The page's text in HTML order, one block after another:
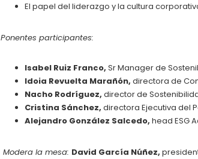
El papel del liderazgo y la cultura
Ponentes participantes:
Isabel Ruiz Franco, Sr Manager de
Idoia Revuelta Marañón, directora de
Nacho Rodríguez, director de
Cristina Sánchez, directora Ejecutiva del
Alejandro González Salcedo, head ESG
Modera la mesa: David García Núñez,